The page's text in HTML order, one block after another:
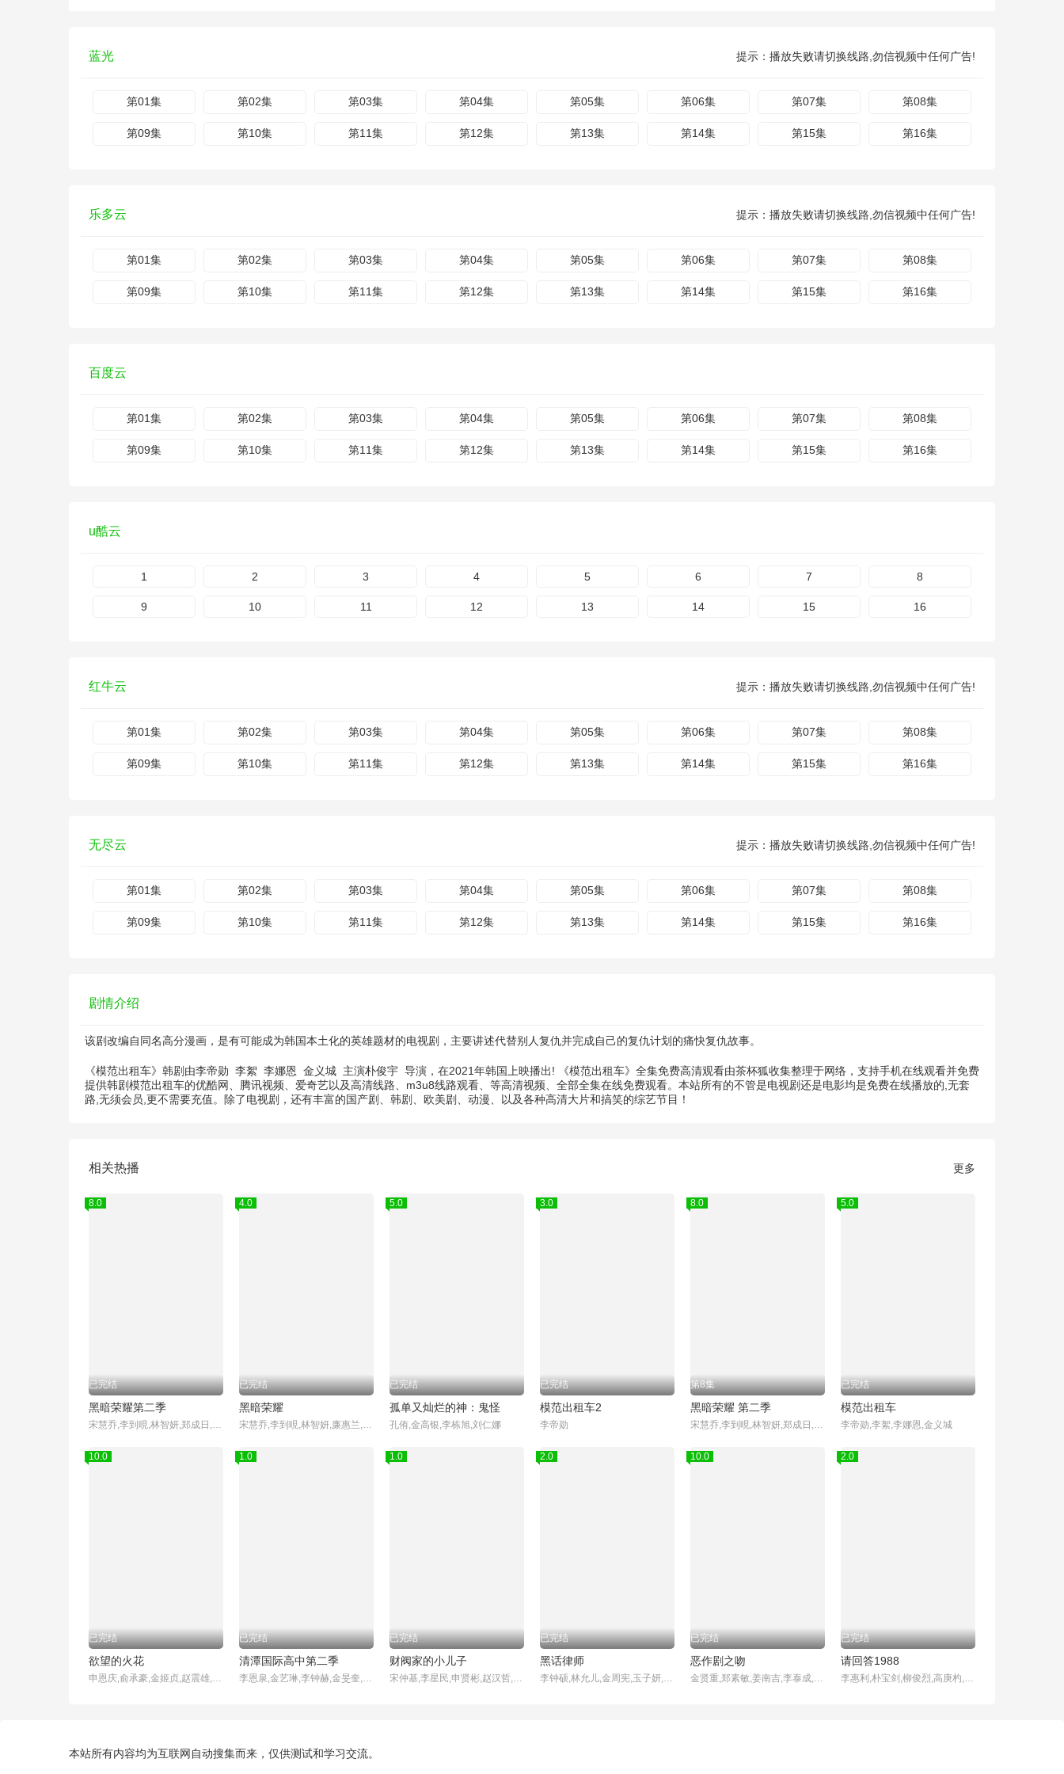
蓝光 提示：播放失败请切换线路,勿信视频中任何广告!
第01集 第02集 第03集 第04集 第05集 第06集 第07集 第08集
第09集 第10集 第11集 第12集 第13集 第14集 第15集 第16集
乐多云 提示：播放失败请切换线路,勿信视频中任何广告!
第01集 第02集 第03集 第04集 第05集 第06集 第07集 第08集
第09集 第10集 第11集 第12集 第13集 第14集 第15集 第16集
百度云
第01集 第02集 第03集 第04集 第05集 第06集 第07集 第08集
第09集 第10集 第11集 第12集 第13集 第14集 第15集 第16集
u酷云
1 2 3 4 5 6 7 8
9 10 11 12 13 14 15 16
红牛云 提示：播放失败请切换线路,勿信视频中任何广告!
第01集 第02集 第03集 第04集 第05集 第06集 第07集 第08集
第09集 第10集 第11集 第12集 第13集 第14集 第15集 第16集
无尽云 提示：播放失败请切换线路,勿信视频中任何广告!
第01集 第02集 第03集 第04集 第05集 第06集 第07集 第08集
第09集 第10集 第11集 第12集 第13集 第14集 第15集 第16集
剧情介绍
该剧改编自同名高分漫画，是有可能成为韩国本土化的英雄题材的电视剧，主要讲述代替别人复仇并完成自己的复仇计划的痛快复仇故事。
《模范出租车》韩剧由李帝勋 李絮 李娜恩 金义城 主演朴俊宇 导演，在2021年韩国上映播出! 《模范出租车》全集免费高清观看由茶杯狐收集整理于网络，支持手机在线观看并免费
提供韩剧模范出租车的优酷网、腾讯视频、爱奇艺以及高清线路、m3u8线路观看、等高清视频、全部全集在线免费观看。本站所有的不管是电视剧还是电影均是免费在线播放的,无套
路,无须会员,更不需要充值。除了电视剧，还有丰富的国产剧、韩剧、欧美剧、动漫、以及各种高清大片和搞笑的综艺节目！
相关热播 更多
8.0
已完结
黑暗荣耀第二季
宋慧乔,李到晛,林智妍,郑成日,廉惠兰,朴成焄,金赫拉,车珠英,郑知晓,辛睿恩
4.0
已完结
黑暗荣耀
宋慧乔,李到晛,林智妍,廉惠兰,朴成焄,郑星一,金赫拉,车珠英,金建右
5.0
已完结
孤单又灿烂的神：鬼怪
孔侑,金高银,李栋旭,刘仁娜
3.0
已完结
模范出租车2
李帝勋
8.0
第8集
黑暗荣耀 第二季
宋慧乔,李到晛,林智妍,郑成日,廉惠兰,朴成焄,金赫拉,车珠英,郑知晓,辛睿恩
5.0
已完结
模范出租车
李帝勋,李絮,李娜恩,金义城
10.0
已完结
欲望的火花
申恩庆,俞承豪,金姬贞,赵震雄,徐雨,赵敏基,李顺载,白日燮,李孝春,金炳基,李甫姫,赵成夏
1.0
已完结
清潭国际高中第二季
李恩泉,金艺琳,李钟赫,金旻奎,원규빈,张德洙,박시우,张宋允
1.0
已完结
财阀家的小儿子
宋仲基,李星民,申贤彬,赵汉哲,金贞兰,朴智炫,姜基栋,金南熙,黄美英,金英在,姜吉宇
2.0
已完结
黑话律师
李钟硕,林允儿,金周宪,玉子妍,杨景元,郭东延,吴义植,李宥俊
10.0
已完结
恶作剧之吻
金贤重,郑素敏,姜南吉,李泰成,尹胜雅
2.0
已完结
请回答1988
李惠利,朴宝剑,柳俊烈,高庚杓,成东日,李一花,金成钧,罗美兰,李美妍,金善映,安在洪
本站所有内容均为互联网自动搜集而来，仅供测试和学习交流。